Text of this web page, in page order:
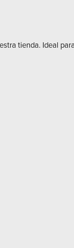
tienda. Ideal